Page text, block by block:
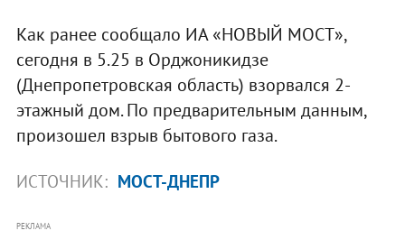
Как ранее сообщало ИА «НОВЫЙ МОСТ»,
сегодня в 5.25 в Орджоникидзе
(Днепропетровская область) взорвался 2-
этажный дом. По предварительным данным,
произошел взрыв бытового газа.
ИСТОЧНИК: МОСТ-ДНЕПР
РЕКЛАМА